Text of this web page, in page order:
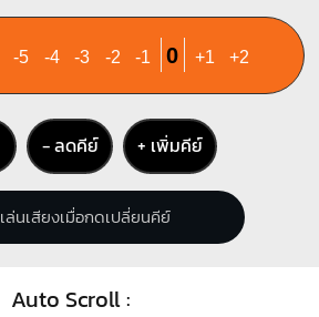
-5 -4 -3 -2 -1 0 +1 +2
− ลดคีย์ + เพิ่มคีย์
เล่นเสียงเมื่อกดเปลี่ยนคีย์
Auto Scroll :